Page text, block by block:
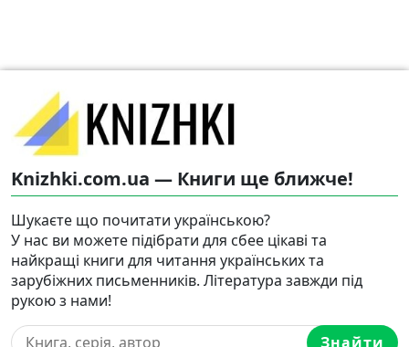
Knizhki.com.ua — Книги ще ближче!
Шукаєте що почитати українською?
У нас ви можете підібрати для сбее цікаві та
найкращі книги для читання українських та
зарубіжних письменників. Література завжди під
рукою з нами!
Знайти